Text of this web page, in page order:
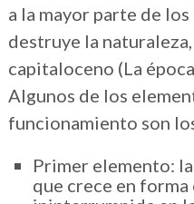
a la mayor parte de
destruye la
capitaloceno (La
Algunos de los
funcionamiento son
Primer elemento:
que crece en forma